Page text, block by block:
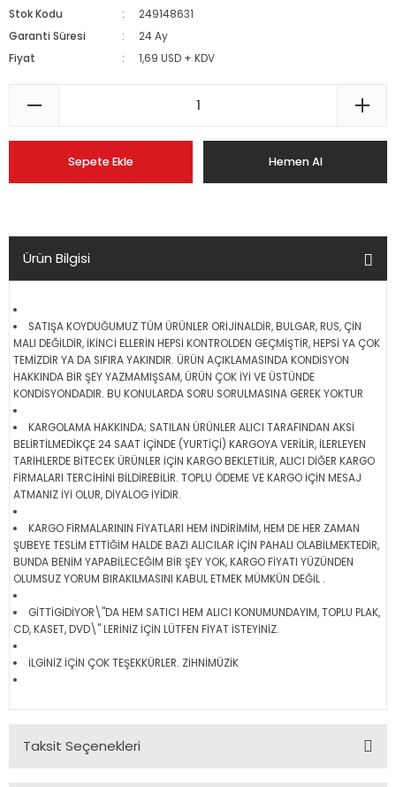
Stok Kodu
249148631
Garanti Süresi
24 Ay
Fiyat
1,69 USD + KDV
Sepete Ekle Hemen Al
Ürün Bilgisi
SATIŞA KOYDUĞUMUZ TÜM ÜRÜNLER ORİJİNALDİR, BULGAR, RUS, ÇİN
MALI DEĞİLDİR, İKİNCİ ELLERİN HEPSİ KONTROLDEN GEÇMİŞTİR, HEPSİ YA ÇOK
TEMİZDİR YA DA SIFIRA YAKINDIR. ÜRÜN AÇIKLAMASINDA KONDİSYON
HAKKINDA BİR ŞEY YAZMAMIŞSAM, ÜRÜN ÇOK İYİ VE ÜSTÜNDE
KONDİSYONDADIR. BU KONULARDA SORU SORULMASINA GEREK YOKTUR
KARGOLAMA HAKKINDA; SATILAN ÜRÜNLER ALICI TARAFINDAN AKSİ
BELİRTİLMEDİKÇE 24 SAAT İÇİNDE (YURTİÇİ) KARGOYA VERİLİR, İLERLEYEN
TARİHLERDE BİTECEK ÜRÜNLER İÇİN KARGO BEKLETİLİR, ALICI DİĞER KARGO
FİRMALARI TERCİHİNİ BİLDİREBİLİR. TOPLU ÖDEME VE KARGO İÇİN MESAJ
ATMANIZ İYİ OLUR, DİYALOG İYİDİR.
KARGO FİRMALARININ FİYATLARI HEM İNDİRİMİM, HEM DE HER ZAMAN
ŞUBEYE TESLİM ETTİĞİM HALDE BAZI ALICILAR İÇİN PAHALI OLABİLMEKTEDİR,
BUNDA BENİM YAPABİLECEĞİM BİR ŞEY YOK, KARGO FİYATI YÜZÜNDEN
OLUMSUZ YORUM BIRAKILMASINI KABUL ETMEK MÜMKÜN DEĞİL .
GİTTİGİDİYOR\"DA HEM SATICI HEM ALICI KONUMUNDAYIM, TOPLU PLAK,
CD, KASET, DVD\" LERİNİZ İÇİN LÜTFEN FİYAT İSTEYİNİZ.
İLGİNİZ İÇİN ÇOK TEŞEKKÜRLER. ZİHNİMÜZİK
Taksit Seçenekleri